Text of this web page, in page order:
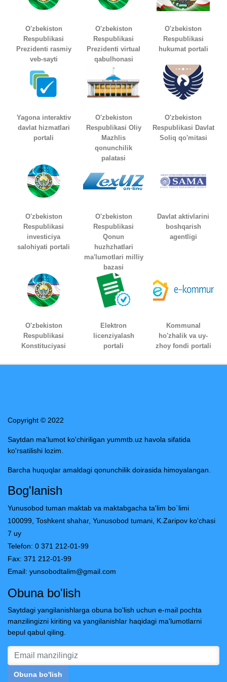
O'zbekiston
Respublikasi
Prezidenti rasmiy
veb-sayti
O'zbekiston
Respublikasi
Prezidenti virtual
qabulhonasi
O'zbekiston
Respublikasi
hukumat portali
Yagona interaktiv
davlat hizmatlari
portali
O'zbekiston
Respublikasi Oliy
Mazhlis
qonunchilik
palatasi
O'zbekiston
Respublikasi Davlat
Soliq qo'mitasi
O'zbekiston
Respublikasi
investiciya
salohiyati portali
O'zbekiston
Respublikasi
Qonun
huzhzhatlari
ma'lumotlari milliy
bazasi
Davlat aktivlarini
boshqarish
agentligi
O'zbekiston
Respublikasi
Konstituciyasi
Elektron
licenziyalash
portali
Kommunal
ho'zhalik va uy-
zhoy fondi portali
Copyright © 2022
Saytdan ma'lumot ko'chiriligan yummtb.uz havola sifatida
ko'rsatilishi lozim.
Barcha huquqlar amaldagi qonunchilik doirasida himoyalangan.
Bog'lanish
Yunusobod tuman maktab va maktabgacha ta'lim bo`limi
100099, Toshkent shahar, Yunusobod tumani, K.Zaripov ko‘chasi
7 uy
Telefon: 0 371 212-01-99
Fax: 371 212-01-99
Email: yunsobodtalim@gmail.com
Obuna bo'lish
Saytdagi yangilanishlarga obuna bo'lish uchun e-mail pochta
manzilingizni kiriting va yangilanishlar haqidagi ma'lumotlarni
bepul qabul qiling.
Obuna bo'lish